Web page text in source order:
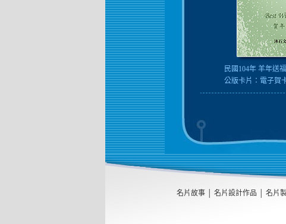
民國104年 羊年送
公版卡片： 電子賀
名片故事 名片設計作品 名片